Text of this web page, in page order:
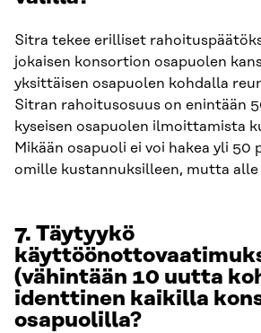
Sitra tekee erilliset
jokaisen konsortion osapuolen
yksittäisen osapuolen kohdalla
Sitran rahoitusosuus on enintään
kyseisen osapuolen ilmoittamista
Mikään osapuoli ei voi hakea yli 50
omille kustannuksilleen, mutta alle
7. Täytyykö
(vähintään 10 uutta
identtinen kaikilla
osapuolilla?